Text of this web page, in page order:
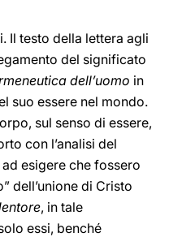
Il testo della lettera agli
del significato
dell’uomo in
suo essere nel mondo.
sul senso di essere,
con l’analisi del
esigere che fossero
dell’unione di Cristo
, in tale
essi, benché